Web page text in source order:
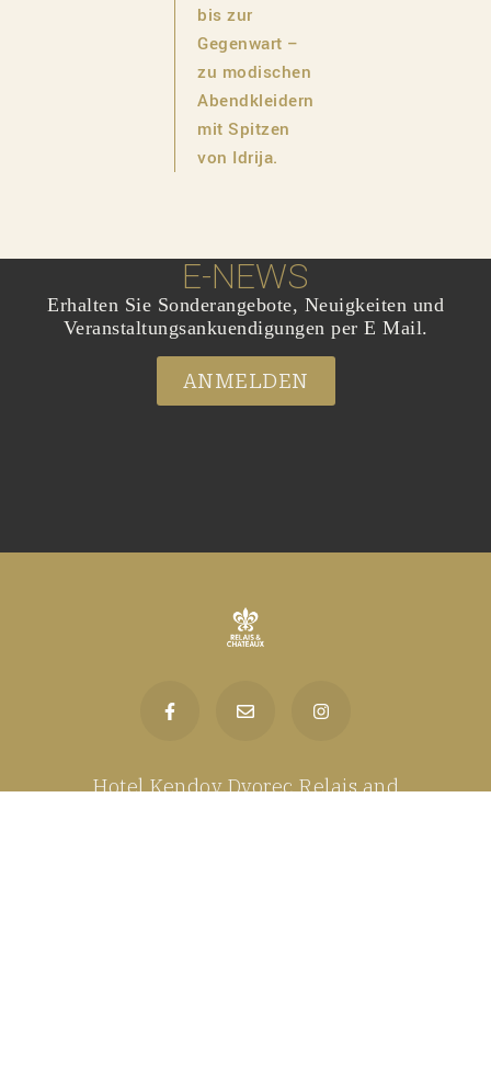
bis zur
Gegenwart –
zu modischen
Abendkleidern
mit Spitzen
von Idrija.
E-NEWS
Erhalten Sie Sonderangebote, Neuigkeiten und
Veranstaltungsankuendigungen per E Mail.
ANMELDEN
Hotel Kendov Dvorec Relais and